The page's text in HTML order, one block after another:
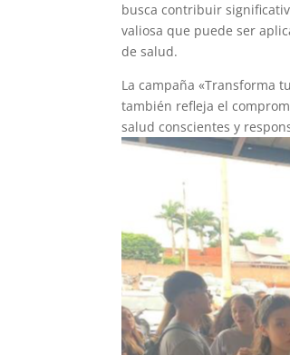
busca contribuir
valiosa que puede ser
de salud.
La campaña «Transforma
también refleja el
salud conscientes y